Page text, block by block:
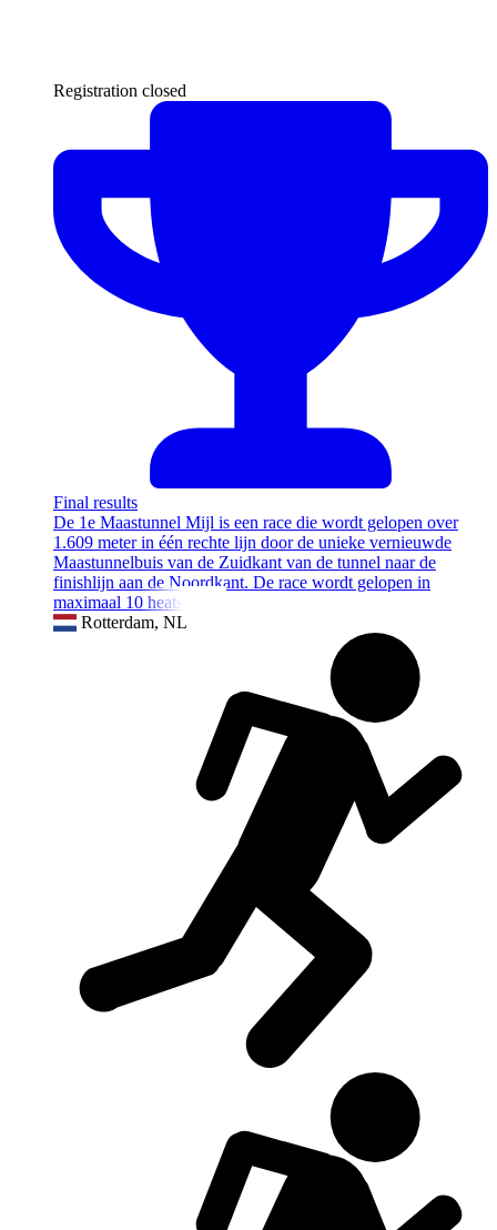
Registration closed
Final results
De 1e Maastunnel Mijl is een race die wordt gelopen over
1.609 meter in één rechte lijn door de unieke vernieuwde
Maastunnelbuis van de Zuidkant van de tunnel naar de
finishlijn aan de Noordkant. De race wordt gelopen in
maximaal 10 heats van 2
Rotterdam, NL